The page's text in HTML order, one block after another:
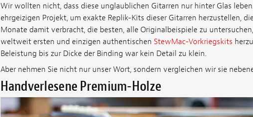
Wir wollten nicht, dass diese unglaublichen Gitarren nur hinter Glas
ehrgeizigen Projekt, um exakte Replik-Kits dieser Gitarren herzustellen,
Monate damit verbracht, die besten, alle Originalbeispiele zu
weltweit ersten und einzigen authentischen StewMac-Vorkriegskits
Beleistung bis zur Dicke der Binding war kein Detail zu klein.
Aber nehmen Sie nicht nur unser Wort, sondern vergleichen wir sie
Handverlesene Premium-Holze